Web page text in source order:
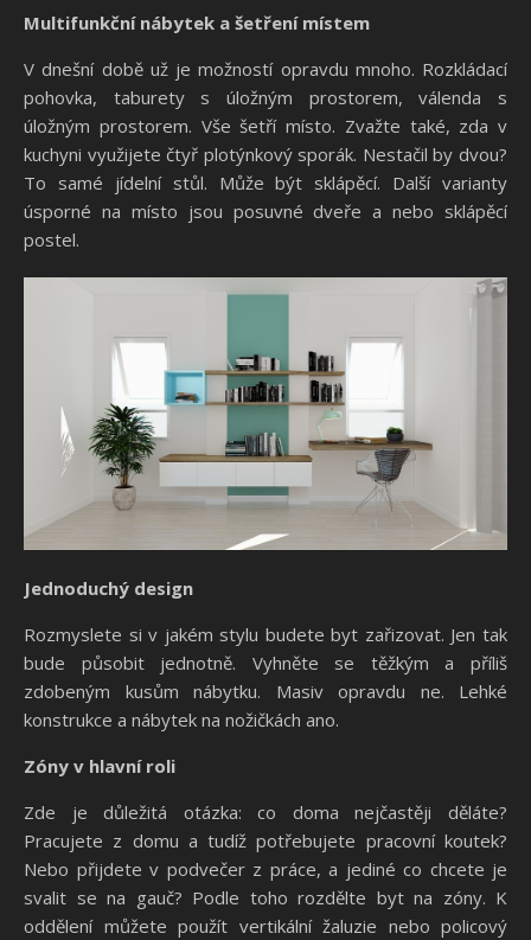
Multifunkční nábytek a šetření místem
V dnešní době už je možností opravdu mnoho. Rozkládací
pohovka, taburety s úložným prostorem, válenda s
úložným prostorem. Vše šetří místo. Zvažte také, zda v
kuchyni využijete čtyř plotýnkový sporák. Nestačil by dvou?
To samé jídelní stůl. Může být sklápěcí. Další varianty
úsporné na místo jsou posuvné dveře a nebo sklápěcí
postel.
Jednoduchý design
Rozmyslete si v jakém stylu budete byt zařizovat. Jen tak
bude působit jednotně. Vyhněte se těžkým a příliš
zdobeným kusům nábytku. Masiv opravdu ne. Lehké
konstrukce a nábytek na nožičkách ano.
Zóny v hlavní roli
Zde je důležitá otázka: co doma nejčastěji děláte?
Pracujete z domu a tudíž potřebujete pracovní koutek?
Nebo přijdete v podvečer z práce, a jediné co chcete je
svalit se na gauč? Podle toho rozdělte byt na zóny. K
oddělení můžete použít vertikální žaluzie nebo policový